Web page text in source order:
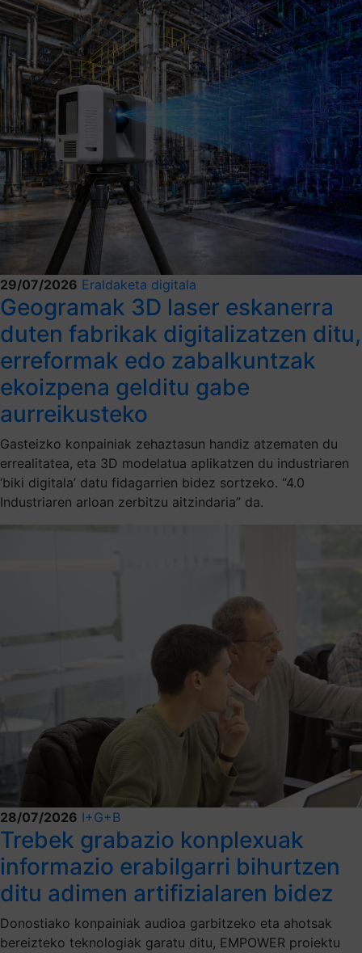
29/07/2026 Eraldaketa digitala
Geogramak 3D laser eskanerra
duten fabrikak digitalizatzen ditu,
erreformak edo zabalkuntzak
ekoizpena gelditu gabe
aurreikusteko
Gasteizko konpainiak zehaztasun handiz atzematen du
errealitatea, eta 3D modelatua aplikatzen du industriaren
‘biki digitala’ datu fidagarrien bidez sortzeko. “4.0
Industriaren arloan zerbitzu aitzindaria” da.
28/07/2026 I+G+B
Trebek grabazio konplexuak
informazio erabilgarri bihurtzen
ditu adimen artifizialaren bidez
Donostiako konpainiak audioa garbitzeko eta ahotsak
bereizteko teknologiak garatu ditu, EMPOWER proiektu